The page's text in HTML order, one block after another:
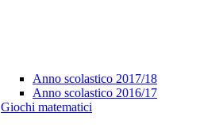
Anno scolastico 2017/18
Anno scolastico 2016/17
Giochi matematici